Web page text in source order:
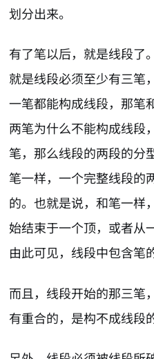
划分出来。
有了笔以后，就是线段了
就是线段必须至少有三笔
一笔都能构成线段，那笔
两笔为什么不能构成线段
笔，那么线段的两段的分
笔一样，一个完整线段的
的。也就是说，和笔一样
始结束于一个顶，或者从
由此可见，线段中包含笔
而且，线段开始的那三笔
有重合的，是构不成线段